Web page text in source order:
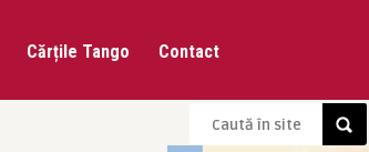
Cărțile Tango Contact